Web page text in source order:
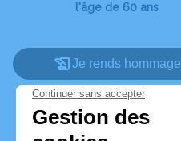
l'âge de 60 ans
Je rends hommage